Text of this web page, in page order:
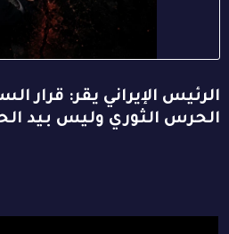
الرئيس الإيراني يقر: قرار
الحرس الثوري وليس بيد